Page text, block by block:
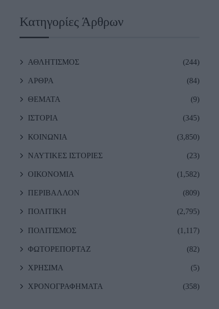
Κατηγορίες Άρθρων
ΑΘΛΗΤΙΣΜΟΣ (244)
ΑΡΘΡΑ (84)
ΘΕΜΑΤΑ (9)
ΙΣΤΟΡΙΑ (345)
ΚΟΙΝΩΝΙΑ (3,850)
ΝΑΥΤΙΚΕΣ ΙΣΤΟΡΙΕΣ (23)
ΟΙΚΟΝΟΜΙΑ (1,582)
ΠΕΡΙΒΑΛΛΟΝ (809)
ΠΟΛΙΤΙΚΗ (2,795)
ΠΟΛΙΤΙΣΜΟΣ (1,117)
ΦΩΤΟΡΕΠΟΡΤΑΖ (82)
ΧΡΗΣΙΜΑ (5)
ΧΡΟΝΟΓΡΑΦΗΜΑΤΑ (358)